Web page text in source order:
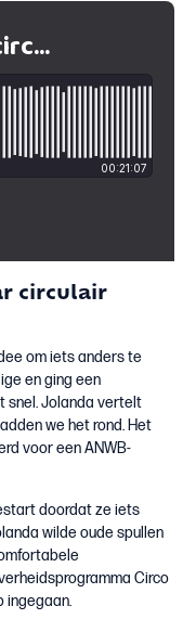
circulair
om iets anders te
en ging een
snel. Jolanda vertelt
we het rond. Het
voor een ANWB-
doordat ze iets
wilde oude spullen
Circo
ingegaan.